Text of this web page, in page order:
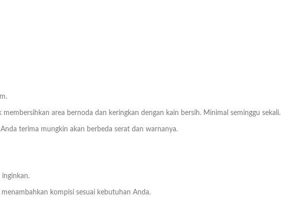
area bernoda dan keringkan dengan kain bersih. Minimal seminggu sekali.
terima mungkin akan berbeda serat dan warnanya.
kompisi sesuai kebutuhan Anda.